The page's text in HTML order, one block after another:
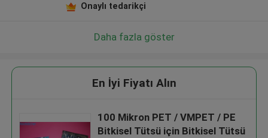
Onaylı tedarikçi
Daha fazla göster
En İyi Fiyatı Alın
100 Mikron PET / VMPET / PE
Bitkisel Tütsü için Bitkisel Tütsü